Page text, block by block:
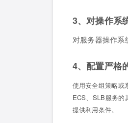
3、对操作系
对服务器操作系
4、配置严格
使用安全组策略或
ECS、SLB服务的
提供利用条件。